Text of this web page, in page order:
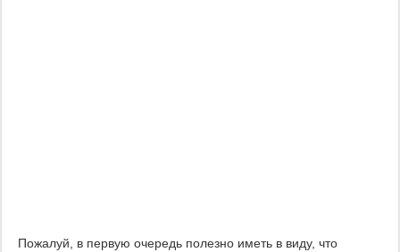
Пожалуй, в первую очередь полезно иметь в виду, что